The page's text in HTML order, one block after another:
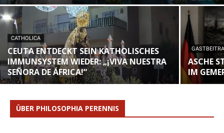
CATHOLICA
CEUTA ENTDECKT SEIN KATHOLISCHES
IMMUNSYSTEM WIEDER: „¡VIVA NUESTRA
SEÑORA DE ÁFRICA!“
ASCHE
IM
ÜBER PHILOSOPHIA PERENNIS